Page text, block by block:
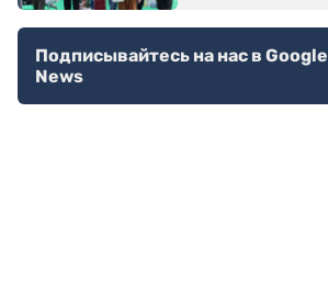
Подписывайтесь на нас в Google
News